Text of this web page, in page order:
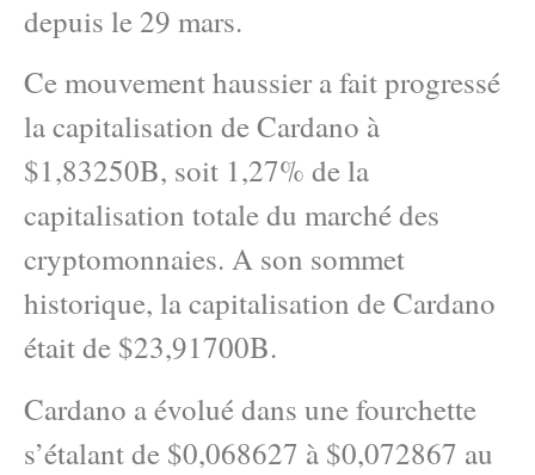
depuis le 29 mars.
Ce mouvement haussier a fait progressé
la capitalisation de Cardano à
$1,83250B, soit 1,27% de la
capitalisation totale du marché des
cryptomonnaies. A son sommet
historique, la capitalisation de Cardano
était de $23,91700B.
Cardano a évolué dans une fourchette
s’étalant de $0,068627 à $0,072867 au